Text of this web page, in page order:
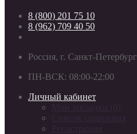
8 (800) 201 75 10
8 (962) 709 40 50
Россия, г. Санкт-Петербург
ПН-ВСК: 08:00-22:00
Личный кабинет